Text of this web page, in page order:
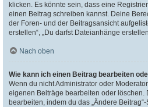
klicken. Es könnte sein, dass eine
einen Beitrag schreiben kannst. Deine
der Foren- und der Beitragsansicht
erstellen“, „Du darfst Dateianhänge
Nach oben
Wie kann ich einen Beitrag bearbeiten
Wenn du nicht Administrator oder
eigenen Beiträge bearbeiten oder löschen.
bearbeiten, indem du das „Ändere